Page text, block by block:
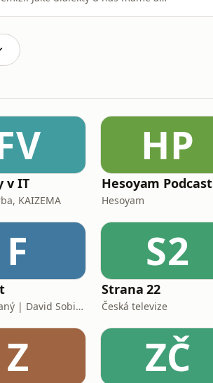
v IT
KAIZEMA
HP
Hesoyam Podcast
Hesoyam
F
Jakub Podaný | David Sobišek
S2
Strana 22
Česká televize
Z ZČ